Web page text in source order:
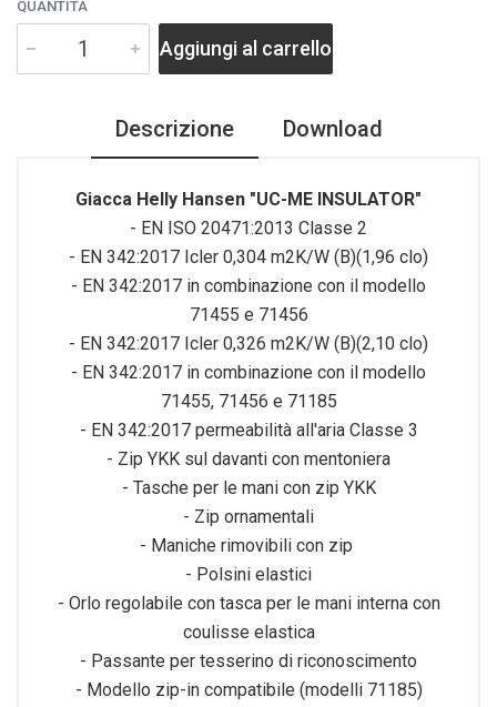
QUANTITÀ
Aggiungi al carrello
Descrizione Download
Giacca Helly Hansen "UC-ME INSULATOR"
- EN ISO 20471:2013 Classe 2
- EN 342:2017 Icler 0,304 m2K/W (B)(1,96 clo)
- EN 342:2017 in combinazione con il modello
71455 e 71456
- EN 342:2017 Icler 0,326 m2K/W (B)(2,10 clo)
- EN 342:2017 in combinazione con il modello
71455, 71456 e 71185
- EN 342:2017 permeabilità all'aria Classe 3
- Zip YKK sul davanti con mentoniera
- Tasche per le mani con zip YKK
- Zip ornamentali
- Maniche rimovibili con zip
- Polsini elastici
- Orlo regolabile con tasca per le mani interna con
coulisse elastica
- Passante per tesserino di riconoscimento
- Modello zip-in compatibile (modelli 71185)